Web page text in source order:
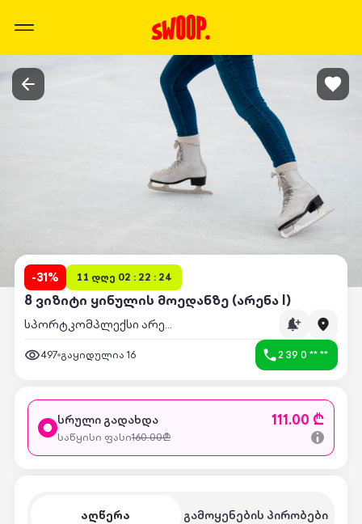
-31% 11 დღე 02 : 22 : 24
8 ვიზიტი ყინულის მოედანზე (არენა I)
სპორტკომპლექსი არენა I
497 გაყიდულია 16 2 39 0 ** **
აღწერა გამოყენების პირობები
სრული გადახდა 111.00 ₾
საწყისი ფასი160.00₾